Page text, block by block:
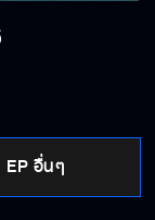
EP อื่นๆ